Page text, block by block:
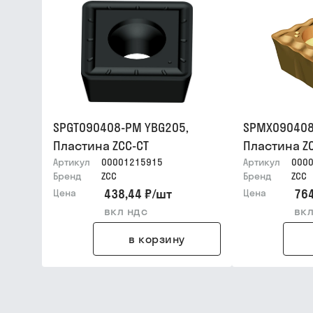
SPGT090408-PM YBG205,
Пластина ZCC-CT
Артикул
00001215915
Бренд
ZCC
Цена
438,44 ₽/шт
вкл ндс
в корзину
Пластина
Артикул
Бренд
ZCC
Цена